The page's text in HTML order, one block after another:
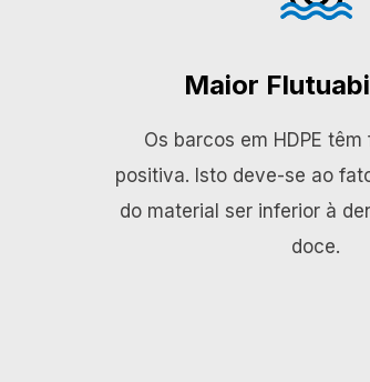
Maior
Os barcos em HDPE
positiva. Isto deve-se ao
do material ser inferior à
doce.